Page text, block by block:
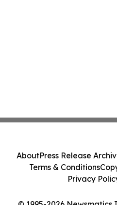
AboutPress Release
Terms & Conditions
Privacy